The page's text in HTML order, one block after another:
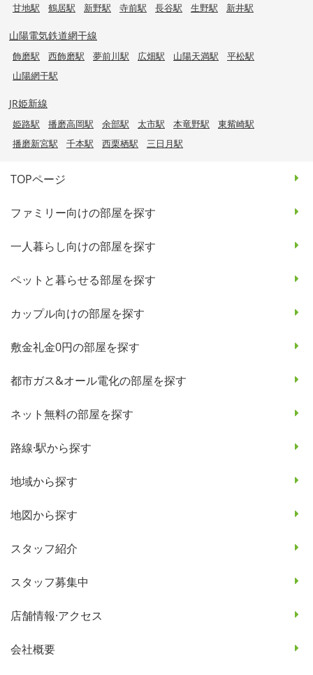
甘地駅
鶴居駅 新野駅 寺前駅 長谷駅 生野駅 新井駅
山陽電気鉄道網干線
飾磨駅 西飾磨駅 夢前川駅 広畑駅 山陽天満駅
平松駅
山陽網干駅
JR姫新線
姫路駅 播磨高岡駅 余部駅 太市駅 本竜野駅
東觜崎駅
播磨新宮駅
千本駅 西栗栖駅 三日月駅
TOPページ
ファミリー向けの部屋を探す
一人暮らし向けの部屋を探す
ペットと暮らせる部屋を探す
カップル向けの部屋を探す
敷金礼金0円の部屋を探す
都市ガス&オール電化の部屋を探す
ネット無料の部屋を探す
路線·駅から探す
地域から探す
地図から探す
スタッフ紹介
スタッフ募集中
店舗情報·アクセス
会社概要